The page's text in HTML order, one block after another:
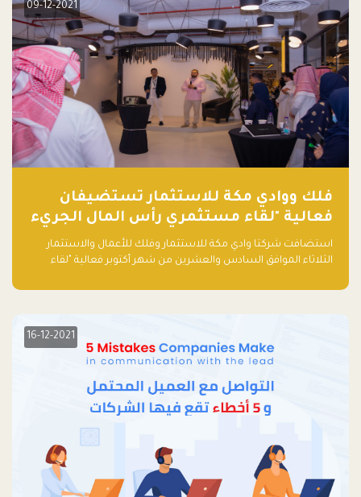
09-12-2021
فلك ووادي مكة للاستثمار تستضيفان
فعالية "لقاء مستثمري رأس المال الجريء
في المنطقة"
استضافت شركتا وادي مكة للاستثمار وفلك للأعمال والاستثمار
الثلاثاء الموافق السادس والعشرين من شهر أكتوبر فعالية "لقاء
مشاركاً من أبرز صناديق رأس المال الجريء وممثلي المؤسسات
16-12-2021